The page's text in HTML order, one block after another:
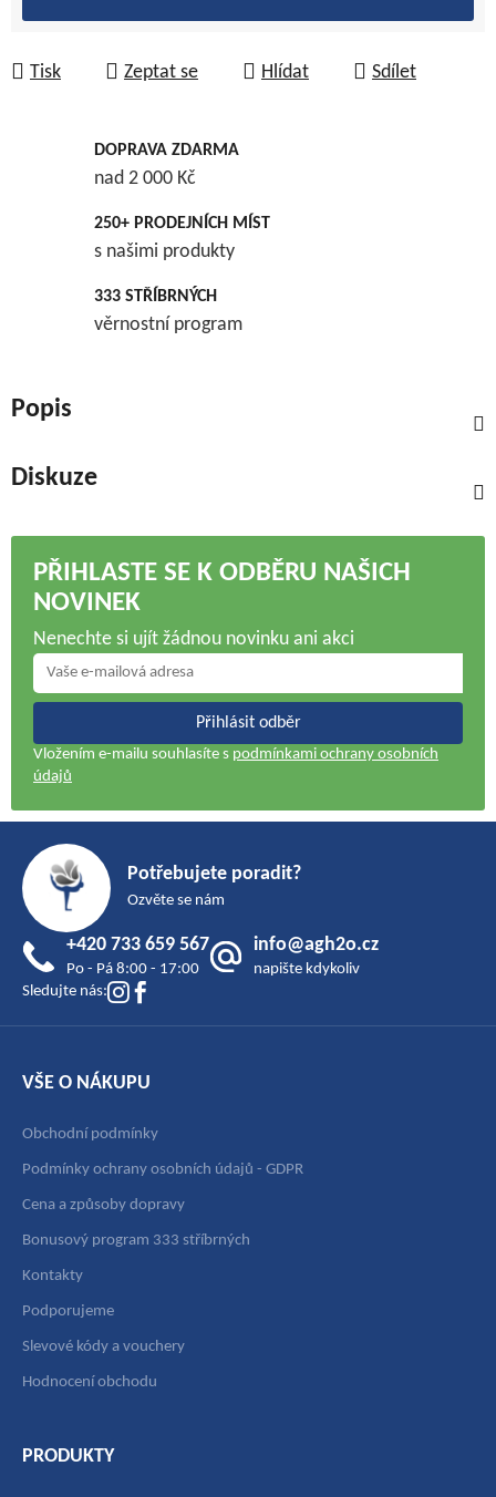
Tisk Zeptat se Hlídat Sdílet
DOPRAVA ZDARMA
nad 2 000 Kč
250+ PRODEJNÍCH MÍST
s našimi produkty
333 STŘÍBRNÝCH
věrnostní program
Popis
Diskuze
PŘIHLASTE SE K ODBĚRU NAŠICH
NOVINEK
Nenechte si ujít žádnou novinku ani akci
Přihlásit odběr
Vložením e-mailu souhlasíte s podmínkami ochrany osobních
údajů
Potřebujete poradit?
Ozvěte se nám
+420 733 659 567
Po - Pá 8:00 - 17:00
info@agh2o.cz
napište kdykoliv
Sledujte nás:
VŠE O NÁKUPU
Obchodní podmínky
Podmínky ochrany osobních údajů - GDPR
Cena a způsoby dopravy
Bonusový program 333 stříbrných
Kontakty
Podporujeme
Slevové kódy a vouchery
Hodnocení obchodu
PRODUKTY